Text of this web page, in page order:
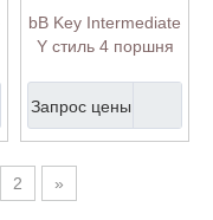
bB Key Intermediate
Y стиль 4 поршня
Запрос цены
2 »